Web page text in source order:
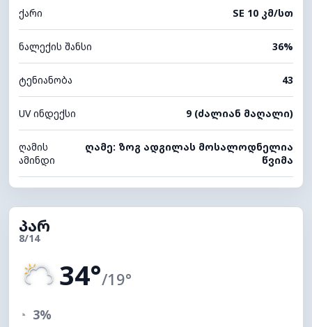
ქარი SE 10 კმ/სთ
ნალექის შანსი 36%
ტენიანობა 43
UV ინდექსი 9 (ძალიან მაღალი)
ღამის
ამინდი
ღამე: ზოგ ადგილას მოსალოდნელია
წვიმა
პარ
8/14
34°/19°
◔ 3%